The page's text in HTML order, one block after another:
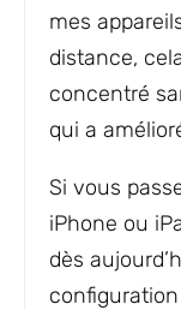
mes
distance,
concentré
qui a
Si vous
iPhone ou
dès